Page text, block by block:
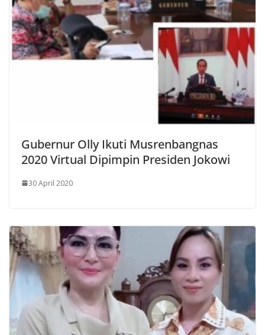
Gubernur Olly Ikuti Musrenbangnas
2020 Virtual Dipimpin Presiden Jokowi
30 April 2020